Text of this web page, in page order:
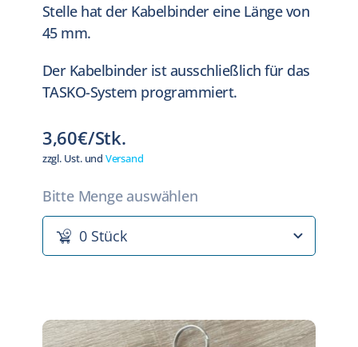
Stelle hat der Kabelbinder eine Länge von
45 mm.
Der Kabelbinder ist ausschließlich für das
TASKO-System programmiert.
3,60€/Stk.
zzgl. Ust. und Versand
Bitte Menge auswählen